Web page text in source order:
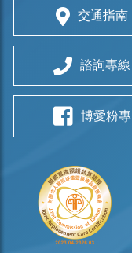
交通指南
諮詢專線
博愛粉專